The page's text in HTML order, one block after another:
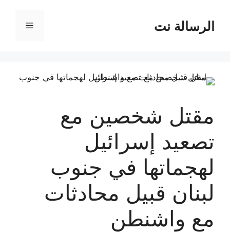
المحتوىالرسالة نت القائمة
مقتل شخصين مع
تصعيد إسرائيل
لهجماتها في جنوب
لبنان قبيل محادثات
مع واشنطن